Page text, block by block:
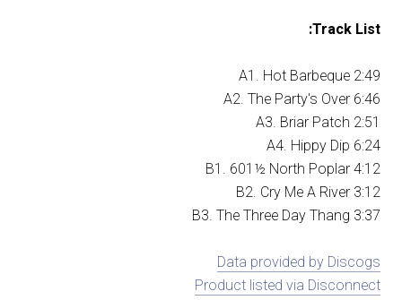
Track List:
A1. Hot Barbeque 2:49
A2. The Party's Over 6:46
A3. Briar Patch 2:51
A4. Hippy Dip 6:24
B1. 601½ North Poplar 4:12
B2. Cry Me A River 3:12
B3. The Three Day Thang 3:37
Data provided by Discogs
Product listed via Disconnect